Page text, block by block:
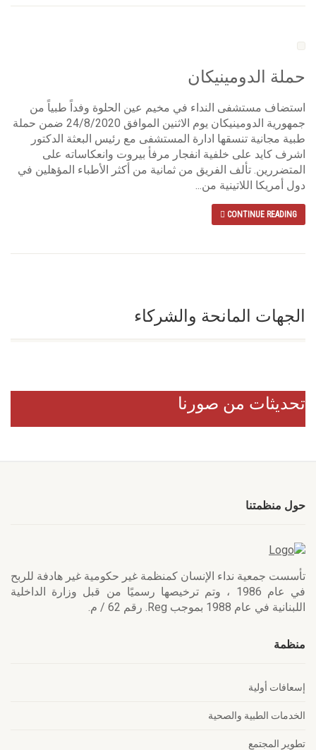
حملة الدومينيكان
استضاف مستشفى النداء في مخيم عين الحلوة وفداً طبياً من
جمهورية الدومينيكان يوم الاثنين الموافق 24/8/2020 ضمن حملة
طبية مجانية تنسقها ادارة المستشفى مع رئيس البعثة الدكتور
اشرف كايد على خلفية انفجار مرفأ بيروت وانعكاساته على
المتضررين. تألف الفريق من ثمانية من أكثر الأطباء المؤهلين في
دول أمريكا اللاتينية من...
CONTINUE READING
الجهات المانحة والشركاء
تحديثات من صورنا
حول منظمتنا
تأسست جمعية نداء الإنسان كمنظمة غير حكومية غير هادفة للربح
في عام 1986 ، وتم ترخيصها رسميًا من قبل وزارة الداخلية
اللبنانية في عام 1988 بموجب Reg. رقم 62 / م.
منظمة
إسعافات أولية
الخدمات الطبية والصحية
تطوير المجتمع